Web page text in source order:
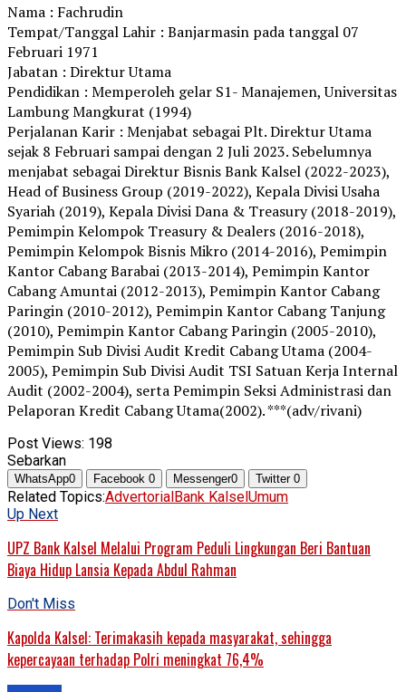
Nama : Fachrudin
Tempat/Tanggal Lahir : Banjarmasin pada tanggal 07
Februari 1971
Jabatan : Direktur Utama
Pendidikan : Memperoleh gelar S1- Manajemen, Universitas
Lambung Mangkurat (1994)
Perjalanan Karir : Menjabat sebagai Plt. Direktur Utama
sejak 8 Februari sampai dengan 2 Juli 2023. Sebelumnya
menjabat sebagai Direktur Bisnis Bank Kalsel (2022-2023),
Head of Business Group (2019-2022), Kepala Divisi Usaha
Syariah (2019), Kepala Divisi Dana & Treasury (2018-2019),
Pemimpin Kelompok Treasury & Dealers (2016-2018),
Pemimpin Kelompok Bisnis Mikro (2014-2016), Pemimpin
Kantor Cabang Barabai (2013-2014), Pemimpin Kantor
Cabang Amuntai (2012-2013), Pemimpin Kantor Cabang
Paringin (2010-2012), Pemimpin Kantor Cabang Tanjung
(2010), Pemimpin Kantor Cabang Paringin (2005-2010),
Pemimpin Sub Divisi Audit Kredit Cabang Utama (2004-
2005), Pemimpin Sub Divisi Audit TSI Satuan Kerja Internal
Audit (2002-2004), serta Pemimpin Seksi Administrasi dan
Pelaporan Kredit Cabang Utama(2002). ***(adv/rivani)
Post Views: 198
Sebarkan
WhatsApp0 Facebook 0 Messenger0 Twitter 0
Related Topics:AdvertorialBank KalselUmum
Up Next
UPZ Bank Kalsel Melalui Program Peduli Lingkungan Beri Bantuan
Biaya Hidup Lansia Kepada Abdul Rahman
Don't Miss
Kapolda Kalsel: Terimakasih kepada masyarakat, sehingga
kepercayaan terhadap Polri meningkat 76,4%